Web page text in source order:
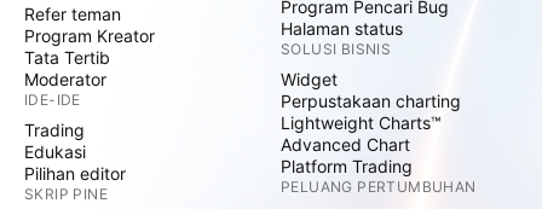
Refer teman
Program Kreator
Tata Tertib
Moderator
IDE-IDE
Trading
Edukasi
Pilihan editor
SKRIP PINE
Program Pencari Bug
Halaman status
SOLUSI BISNIS
Widget
Perpustakaan charting
Lightweight Charts™
Advanced Chart
Platform Trading
PELUANG PERTUMBUHAN